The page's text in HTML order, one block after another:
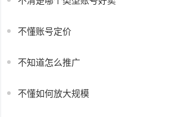
不懂账号定价
不知道怎么推广
不懂如何放大规模